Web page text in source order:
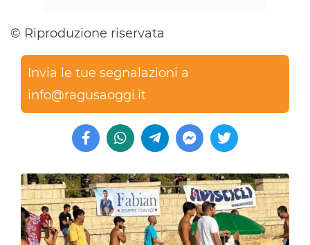
© Riproduzione riservata
Invia le tue segnalazioni a
info@ragusaoggi.it